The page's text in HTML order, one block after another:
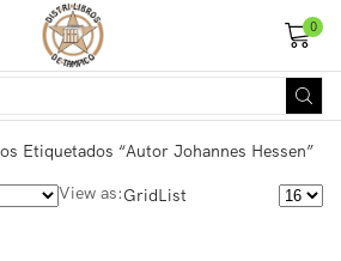
0
Etiquetados “Autor Johannes Hessen”
View as:GridList